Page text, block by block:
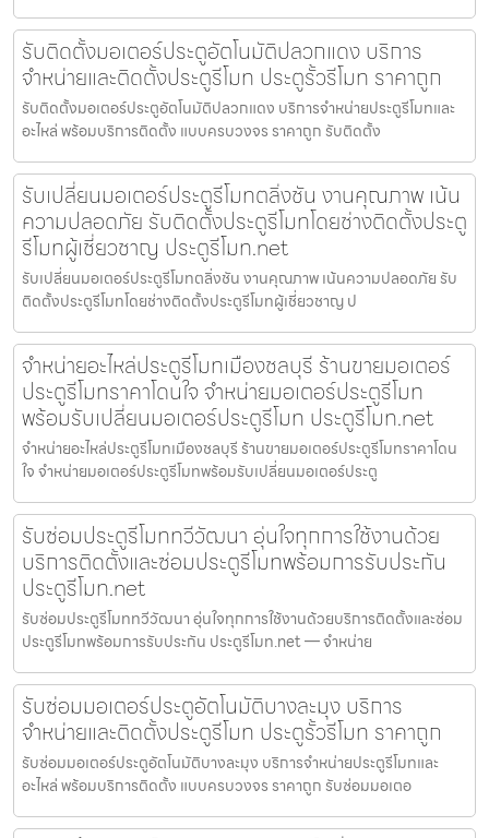
รับติดตั้งมอเตอร์ประตูอัตโนมัติปลวกแดง บริการ
จำหน่ายและติดตั้งประตูรีโมท ประตูรั้วรีโมท ราคาถูก
รับติดตั้งมอเตอร์ประตูอัตโนมัติปลวกแดง บริการจำหน่ายประตูรีโมทและ
อะไหล่ พร้อมบริการติดตั้ง แบบครบวงจร ราคาถูก รับติดตั้ง
รับเปลี่ยนมอเตอร์ประตูรีโมทตลิ่งชัน งานคุณภาพ เน้น
ความปลอดภัย รับติดตั้งประตูรีโมทโดยช่างติดตั้งประตู
รีโมทผู้เชี่ยวชาญ ประตูรีโมท.net
รับเปลี่ยนมอเตอร์ประตูรีโมทตลิ่งชัน งานคุณภาพ เน้นความปลอดภัย รับ
ติดตั้งประตูรีโมทโดยช่างติดตั้งประตูรีโมทผู้เชี่ยวชาญ ป
จำหน่ายอะไหล่ประตูรีโมทเมืองชลบุรี ร้านขายมอเตอร์
ประตูรีโมทราคาโดนใจ จำหน่ายมอเตอร์ประตูรีโมท
พร้อมรับเปลี่ยนมอเตอร์ประตูรีโมท ประตูรีโมท.net
จำหน่ายอะไหล่ประตูรีโมทเมืองชลบุรี ร้านขายมอเตอร์ประตูรีโมทราคาโดน
ใจ จำหน่ายมอเตอร์ประตูรีโมทพร้อมรับเปลี่ยนมอเตอร์ประตู
รับซ่อมประตูรีโมททวีวัฒนา อุ่นใจทุกการใช้งานด้วย
บริการติดตั้งและซ่อมประตูรีโมทพร้อมการรับประกัน
ประตูรีโมท.net
รับซ่อมประตูรีโมททวีวัฒนา อุ่นใจทุกการใช้งานด้วยบริการติดตั้งและซ่อม
ประตูรีโมทพร้อมการรับประกัน ประตูรีโมท.net — จำหน่าย
รับซ่อมมอเตอร์ประตูอัตโนมัติบางละมุง บริการ
จำหน่ายและติดตั้งประตูรีโมท ประตูรั้วรีโมท ราคาถูก
รับซ่อมมอเตอร์ประตูอัตโนมัติบางละมุง บริการจำหน่ายประตูรีโมทและ
อะไหล่ พร้อมบริการติดตั้ง แบบครบวงจร ราคาถูก รับซ่อมมอเตอ